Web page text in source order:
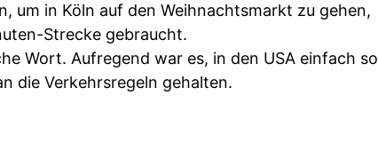
um in Köln auf den Weihnachtsmarkt zu gehen,
Strecke gebraucht.
Wort. Aufregend war es, in den USA einfach so
die Verkehrsregeln gehalten.